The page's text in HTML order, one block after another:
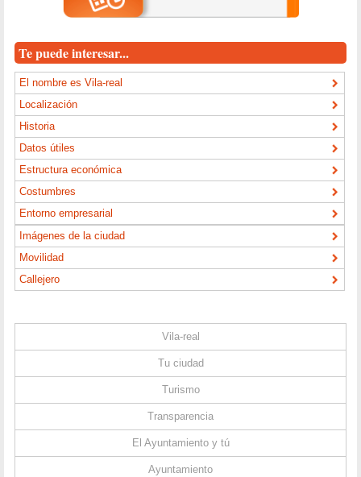
Te puede interesar...
El nombre es Vila-real
Localización
Historia
Datos útiles
Estructura económica
Costumbres
Entorno empresarial
Imágenes de la ciudad
Movilidad
Callejero
Vila-real
Tu ciudad
Turismo
Transparencia
El Ayuntamiento y tú
Ayuntamiento